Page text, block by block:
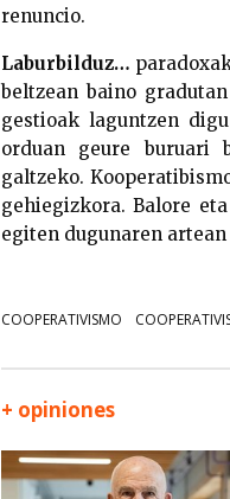
renuncio.
Laburbilduz…
beltzean baino
gestioak laguntzen
orduan geure buruari
galtzeko.
gehiegizkora. Balore
egiten dugunaren
COOPERATIVISMO
+ opiniones